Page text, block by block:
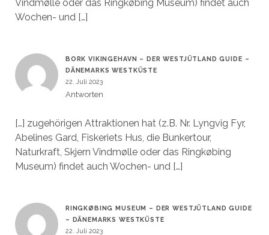
Vindmølle oder das Ringkøbing Museum) findet auch
Wochen- und […]
BORK VIKINGEHAVN – DER WESTJÜTLAND GUIDE –
DÄNEMARKS WESTKÜSTE
22. Juli 2023
Antworten
[…] zugehörigen Attraktionen hat (z.B. Nr. Lyngvig Fyr,
Abelines Gard, Fiskeriets Hus, die Bunkertour,
Naturkraft, Skjern Vindmølle oder das Ringkøbing
Museum) findet auch Wochen- und […]
RINGKØBING MUSEUM – DER WESTJÜTLAND GUIDE
– DÄNEMARKS WESTKÜSTE
22. Juli 2023